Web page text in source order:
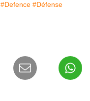
#Defence #Défense